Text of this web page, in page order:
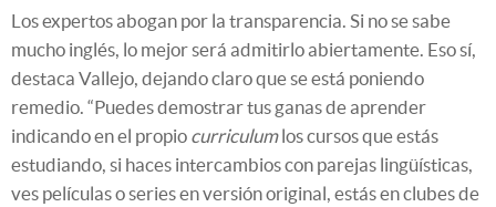
Los expertos abogan por la transparencia. Si no se sabe
mucho inglés, lo mejor será admitirlo abiertamente. Eso sí,
destaca Vallejo, dejando claro que se está poniendo
remedio. “Puedes demostrar tus ganas de aprender
indicando en el propio curriculumlos cursos que estás
estudiando, si haces intercambios con parejas lingüísticas,
ves películas o series en versión original, estás en clubes de